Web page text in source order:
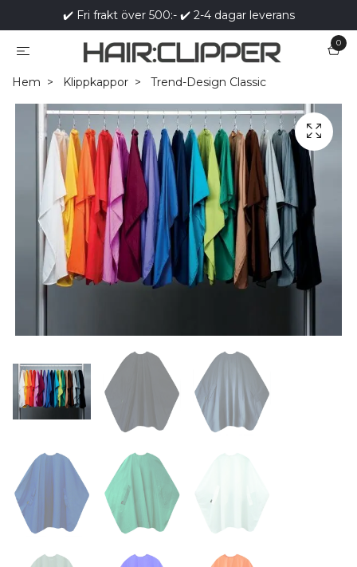
✔️ Fri frakt över 500:- ✔️ 2-4 dagar leverans
0
Hem Klippkappor Trend-Design Classic